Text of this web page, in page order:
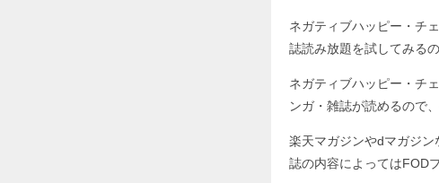
ネガティブハッピー・チ
誌読み放題を試してみる
ネガティブハッピー・チ
ンガ・雑誌が読めるので
楽天マガジンやdマガジ
誌の内容によってはFOD